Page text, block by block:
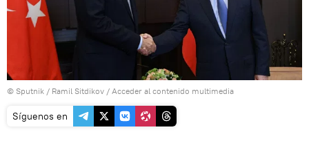
© Sputnik / Ramil Sitdikov / Acceder al contenido multimedia
Síguenos en